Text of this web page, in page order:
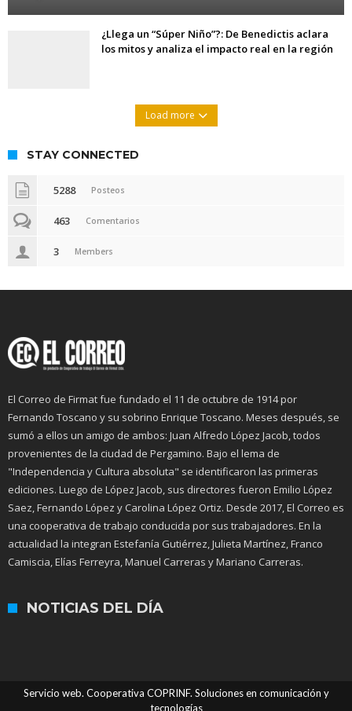
¿Llega un “Súper Niño”?: De Benedictis aclara
los mitos y analiza el impacto real en la región
Load more
STAY CONNECTED
5288 Posteos
463 Comentarios
3 Members
El Correo de Firmat fue fundado el 11 de octubre de 1914 por
Fernando Toscano y su sobrino Enrique Toscano. Meses después, se
sumó a ellos un amigo de ambos: Juan Alfredo López Jacob, todos
provenientes de la ciudad de Pergamino. Bajo el lema de
"Independencia y Cultura absoluta" se identificaron las primeras
ediciones. Luego de López Jacob, sus directores fueron Emilio López
Saez, Fernando López y Carolina López Ortiz. Desde 2017, El Correo es
una cooperativa de trabajo conducida por sus trabajadores. En la
actualidad la integran Estefanía Gutiérrez, Julieta Martínez, Franco
Camiscia, Elías Ferreyra, Manuel Carreras y Mariano Carreras.
NOTICIAS DEL DÍA
Servicio web. Cooperativa COPRINF. Soluciones en comunicación y
tecnologías